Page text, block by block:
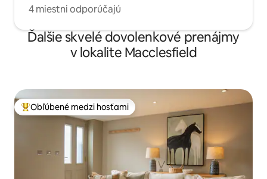
4 miestni odporúčajú
Ďalšie skvelé dovolenkové prenájmy
v lokalite Macclesfield
Najobľúbenejšie medzi hosťami
Obľúbené medzi hosťami